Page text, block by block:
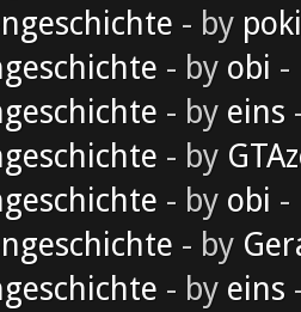
- by
- by obi -
- by eins
- by
- by obi -
- by
- by eins